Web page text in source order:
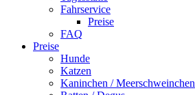
Fahrservice
Preise
FAQ
Preise
Hunde
Katzen
Kaninchen / Meerschweinchen